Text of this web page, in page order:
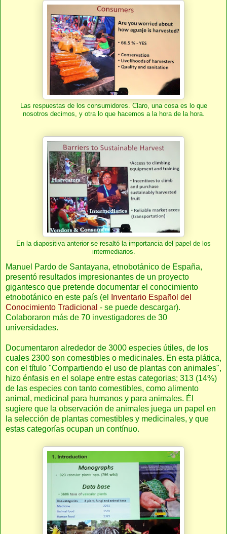
Las respuestas de los consumidores. Claro, una cosa es lo que
nosotros decimos, y otra lo que hacemos a la hora de la hora.
En la diapositiva anterior se resaltó la importancia del papel de los
intermediarios.
Manuel Pardo de Santayana, etnobotánico de España,
presentó resultados impresionantes de un proyecto
gigantesco que pretende documentar el conocimiento
etnobotánico en este país (el
Inventario Español del
Conocimiento Tradicional - se puede descargar).
Colaboraron más de 70 investigadores de 30
universidades.
Documentaron alrededor de 3000 especies útiles, de los
cuales 2300 son comestibles o medicinales. En esta plática,
con el título "Compartiendo el uso de plantas con animales",
hizo énfasis en el solape entre estas categorias; 313 (14%)
de las especies con tanto comestibles, como alimento
animal, medicinal para humanos y para animales. Él
sugiere que la observación de animales juega un papel en
la selección de plantas comestibles y medicinales, y que
estas categorías ocupan un contínuo.